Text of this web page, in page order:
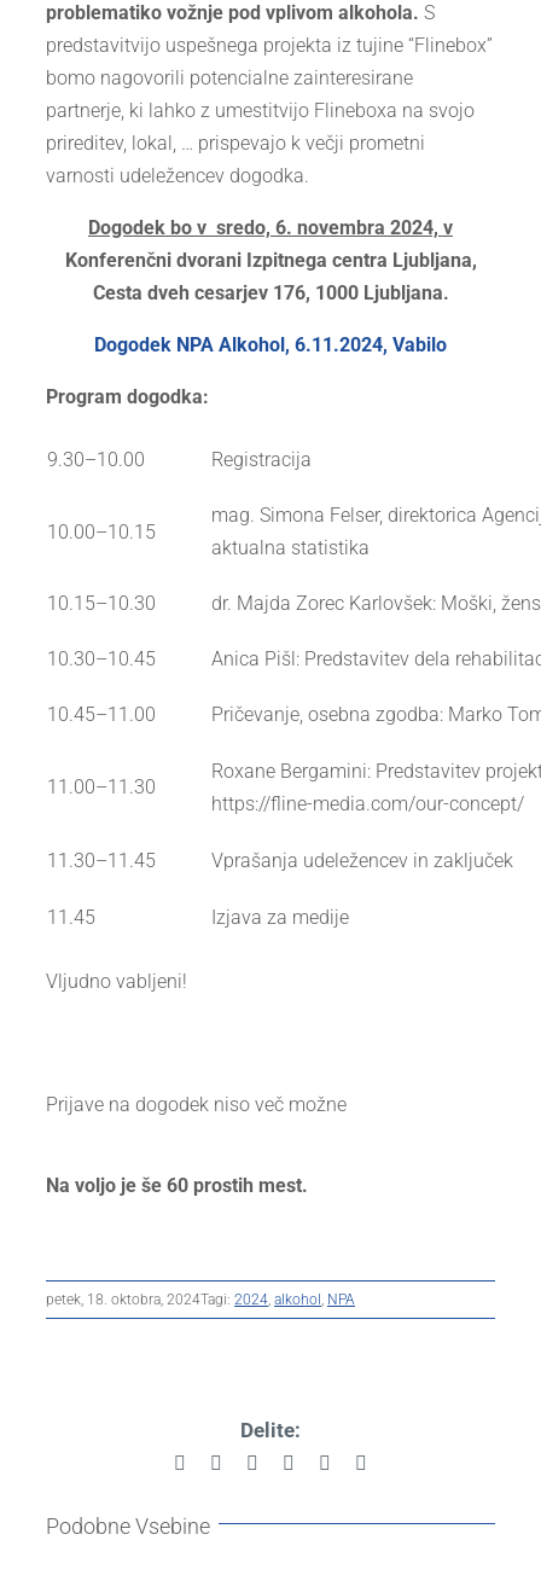
problematiko vožnje pod vplivom alkohola. S
predstavitvijo uspešnega projekta iz tujine “Flinebox”
bomo nagovorili potencialne zainteresirane
partnerje, ki lahko z umestitvijo Flineboxa na svojo
prireditev, lokal, … prispevajo k večji prometni
varnosti udeležencev dogodka.
Dogodek bo v sredo, 6. novembra 2024, v
Konferenčni dvorani Izpitnega centra Ljubljana,
Cesta dveh cesarjev 176, 1000 Ljubljana.
Dogodek NPA Alkohol, 6.11.2024, Vabilo
Program dogodka:
9.30–10.00 Registracija
10.00–10.15
mag. Simona Felser, direktorica
aktualna statistika
10.15–10.30 dr. Majda Zorec Karlovšek: Moški,
10.30–10.45 Anica Pišl: Predstavitev dela
10.45–11.00 Pričevanje, osebna zgodba: Marko
11.00–11.30
Roxane Bergamini: Predstavitev
https://fline-media.com/our-concept/
11.30–11.45 Vprašanja udeležencev in zaključek
11.45 Izjava za medije
Vljudno vabljeni!
Prijave na dogodek niso več možne
Na voljo je še 60 prostih mest.
petek, 18. oktobra, 2024Tagi: 2024, alkohol, NPA
Delite:
Facebook Reddit LinkedInPinterest
Podobne Vsebine